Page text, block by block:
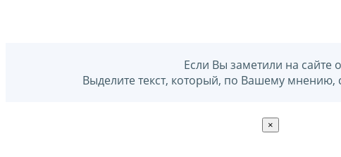
Если Вы заметили на сайте
Выделите текст, который, по Вашему
×